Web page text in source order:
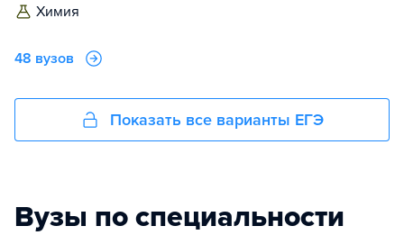
химия
48 вузов
Показать все варианты ЕГЭ
Вузы по специальности